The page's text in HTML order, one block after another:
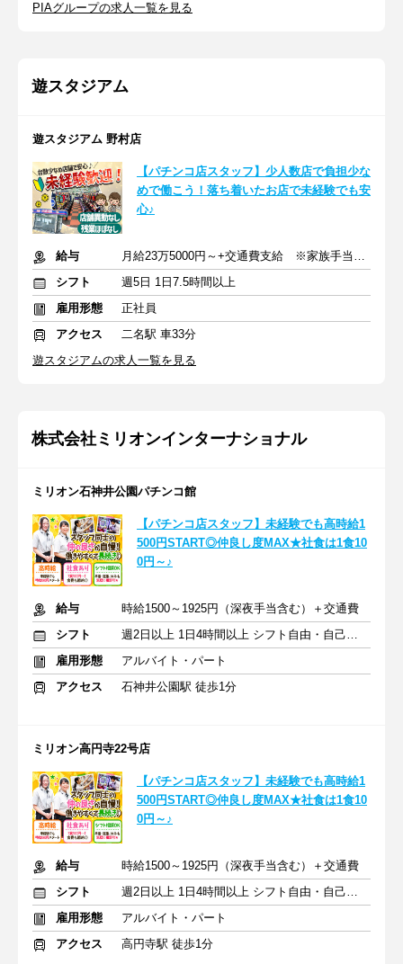
PIAグループの求人一覧を見る
遊スタジアム
遊スタジアム 野村店
【パチンコ店スタッフ】少人数店で負担少な
めで働こう！落ち着いたお店で未経験でも安
心♪
給与
月給23万5000円～+交通費支給 ※家族手当・住宅手当あり
シフト
週5日 1日7.5時間以上
雇用形態
正社員
アクセス
二名駅 車33分
遊スタジアムの求人一覧を見る
株式会社ミリオンインターナショナル
ミリオン石神井公園パチンコ館
【パチンコ店スタッフ】未経験でも高時給1
500円START◎仲良し度MAX★社食は1食10
0円～♪
給与
時給1500～1925円（深夜手当含む）＋交通費
シフト
週2日以上 1日4時間以上 シフト自由・自己申告
雇用形態
アルバイト・パート
アクセス
石神井公園駅 徒歩1分
ミリオン高円寺22号店
【パチンコ店スタッフ】未経験でも高時給1
500円START◎仲良し度MAX★社食は1食10
0円～♪
給与
時給1500～1925円（深夜手当含む）＋交通費
シフト
週2日以上 1日4時間以上 シフト自由・自己申告
雇用形態
アルバイト・パート
アクセス
高円寺駅 徒歩1分